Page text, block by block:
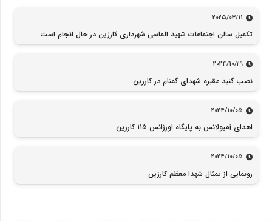
2025/03/11
تکمیل سالن اجتماعات شهید الماسی شهرداری کارزین در حال انجام است
2024/10/29
نصب گنبد مقبره شهدای گمنام در کارزین
2024/10/05
اهدای آمبولانس به پایگاه اورژانس ۱۱۵ کارزین
2024/10/05
رونمایی از تمثال شهدا معظم کارزین